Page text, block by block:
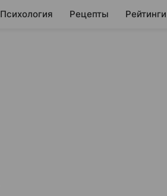
Психология Рецепты Рейтинги